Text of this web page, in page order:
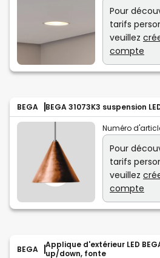
Pour
tarifs
veuillez
compte
BEGA BEGA 31073K3 suspension
Numéro
Pour
tarifs
veuillez
compte
BEGA
Applique d'extérieur LED
up/down, fonte